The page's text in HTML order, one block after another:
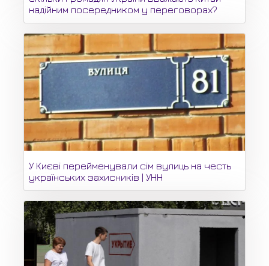
надійним посередником у переговорах?
У Києві перейменували сім вулиць на честь
українських захисників | УНН